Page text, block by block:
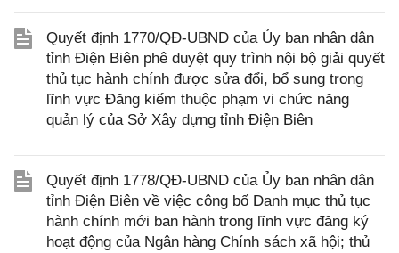
Quyết định 1770/QĐ-UBND của Ủy ban nhân dân
tỉnh Điện Biên phê duyệt quy trình nội bộ giải quyết
thủ tục hành chính được sửa đổi, bổ sung trong
lĩnh vực Đăng kiểm thuộc phạm vi chức năng
quản lý của Sở Xây dựng tỉnh Điện Biên
Quyết định 1778/QĐ-UBND của Ủy ban nhân dân
tỉnh Điện Biên về việc công bố Danh mục thủ tục
hành chính mới ban hành trong lĩnh vực đăng ký
hoạt động của Ngân hàng Chính sách xã hội; thủ